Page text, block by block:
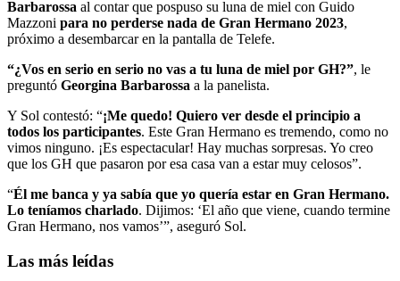
Barbarossa al contar que pospuso su luna de miel con Guido
Mazzoni para no perderse nada de Gran Hermano 2023,
próximo a desembarcar en la pantalla de Telefe.
“¿Vos en serio en serio no vas a tu luna de miel por GH?”, le
preguntó Georgina Barbarossa a la panelista.
Y Sol contestó: “¡Me quedo! Quiero ver desde el principio a
todos los participantes. Este Gran Hermano es tremendo, como no
vimos ninguno. ¡Es espectacular! Hay muchas sorpresas. Yo creo
que los GH que pasaron por esa casa van a estar muy celosos”.
“Él me banca y ya sabía que yo quería estar en Gran Hermano.
Lo teníamos charlado. Dijimos: ‘El año que viene, cuando termine
Gran Hermano, nos vamos’”, aseguró Sol.
Las más leídas